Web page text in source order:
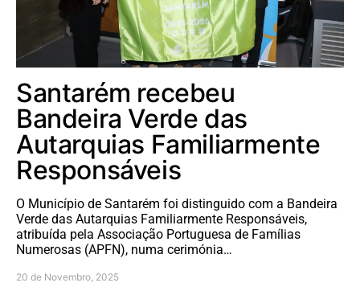
Santarém recebeu
Bandeira Verde das
Autarquias Familiarmente
Responsáveis
O Município de Santarém foi distinguido com a Bandeira
Verde das Autarquias Familiarmente Responsáveis,
atribuída pela Associação Portuguesa de Famílias
Numerosas (APFN), numa cerimónia…
20 de Novembro, 2025